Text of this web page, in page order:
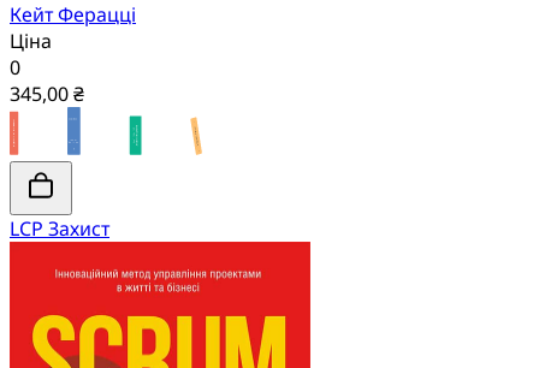
Кейт Ферацці
Ціна
0
345,00 ₴
LCP Захист